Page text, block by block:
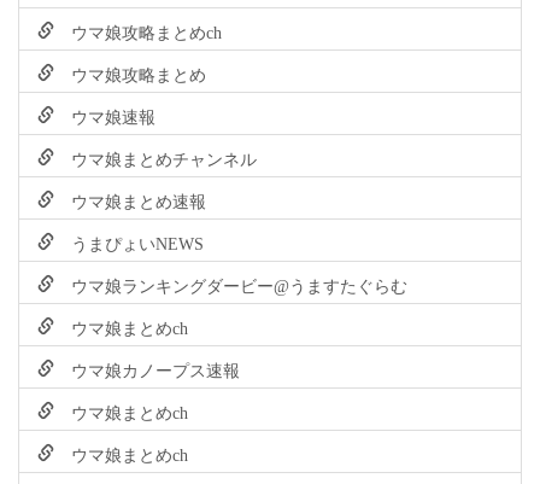
ウマ娘攻略まとめch
ウマ娘攻略まとめ
ウマ娘速報
ウマ娘まとめチャンネル
ウマ娘まとめ速報
うまぴょいNEWS
ウマ娘ランキングダービー@うますたぐらむ
ウマ娘まとめch
ウマ娘カノープス速報
ウマ娘まとめch
ウマ娘まとめch